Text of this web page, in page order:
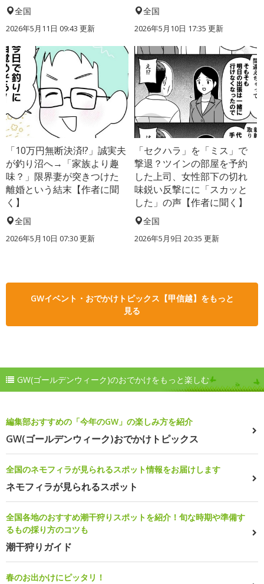
全国
2026年5月11日 09:43 更新
全国
2026年5月10日 17:35 更新
「10万円無断決済!?」誠実夫
が釣り沼へ→「家族より趣
味？」限界妻が突きつけた
離婚という結末【作者に聞
く】
全国
2026年5月10日 07:30 更新
「セクハラ」を「ミス」で
撃退？ツインの部屋を予約
した上司、女性部下の切れ
味鋭い反撃にに「スカッと
した」の声【作者に聞く】
全国
2026年5月9日 20:35 更新
GWイベント・おでかけトピックス【甲信越】をもっと
見る
GW(ゴールデンウィーク)のおでかけをもっと楽しむ
編集部おすすめの「今年のGW」の楽しみ方を紹介
GW(ゴールデンウィーク)おでかけトピックス
全国のネモフィラが見られるスポット情報をお届けします
ネモフィラが見られるスポット
全国各地のおすすめ潮干狩りスポットを紹介！旬な時期や準備す
るもの採り方のコツも
潮干狩りガイド
春のお出かけにピッタリ！